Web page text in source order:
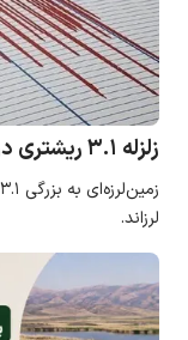
زلزله ۳.۱ ریشتری در ناغان
لرزاند.